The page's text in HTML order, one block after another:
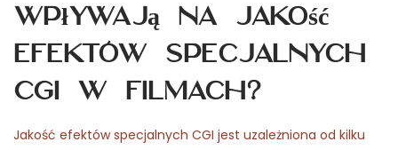
wpływają na jakość
efektów specjalnych
CGI w filmach?
Jakość efektów specjalnych CGI jest uzależniona od kilku